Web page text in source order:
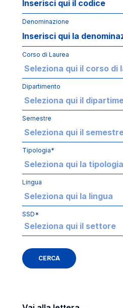
Denominazione
Corso di Laurea
Dipartimento
Semestre
Tipologia*
Lingua
SSD*